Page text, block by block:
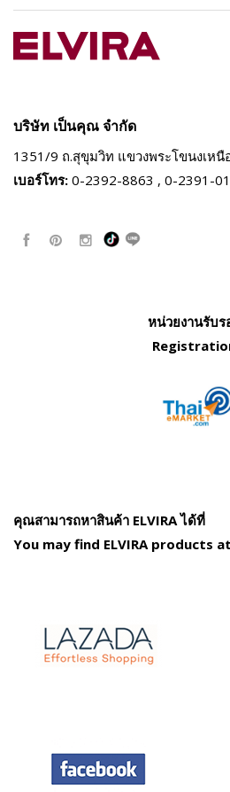
บริษัท เป็นคุณ จำกัด
1351/9 ถ.สุขุมวิท แขวงพระโขนงเหนื
เบอร์โทร: 0-2392-8863 , 0-2391-
หน่วยงานรับร
คุณสามารถหาสินค้า ELVIRA ได้ที่
You may find ELVIRA products at